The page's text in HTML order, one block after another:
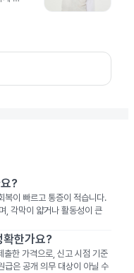
?
복이 빠르고 통증이 적습니다.
, 각막이 얇거나 활동성이 큰
확한가요?
출한 가격으로, 신고 시점 기준
급은 공개 의무 대상이 아닐 수